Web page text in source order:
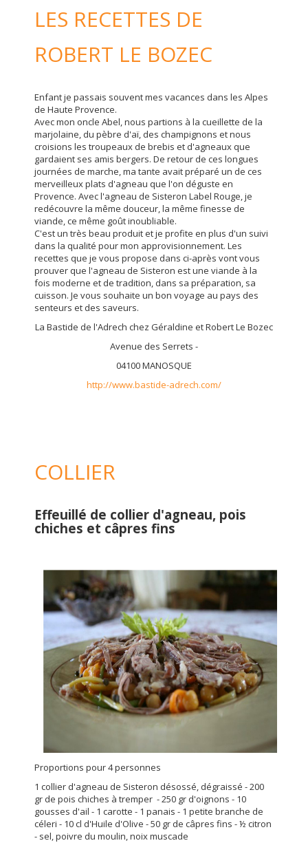
LES RECETTES DE
ROBERT LE BOZEC
Enfant je passais souvent mes vacances dans les Alpes
de Haute Provence.
Avec mon oncle Abel, nous partions à la cueillette de la
marjolaine, du pèbre d'aï, des champignons et nous
croisions les troupeaux de brebis et d'agneaux que
gardaient ses amis bergers. De retour de ces longues
journées de marche, ma tante avait préparé un de ces
merveilleux plats d'agneau que l'on déguste en
Provence. Avec l'agneau de Sisteron Label Rouge, je
redécouvre la même douceur, la même finesse de
viande, ce même goût inoubliable.
C'est un très beau produit et je profite en plus d'un suivi
dans la qualité pour mon approvisionnement. Les
recettes que je vous propose dans ci-après vont vous
prouver que l'agneau de Sisteron est une viande à la
fois moderne et de tradition, dans sa préparation, sa
cuisson. Je vous souhaite un bon voyage au pays des
senteurs et des saveurs.
La Bastide de l'Adrech chez Géraldine et Robert Le Bozec
Avenue des Serrets -
04100 MANOSQUE
http://www.bastide-adrech.com/
COLLIER
Effeuillé de collier d'agneau, pois
chiches et câpres fins
Proportions pour 4 personnes
1 collier d'agneau de Sisteron désossé, dégraissé - 200
gr de pois chiches à tremper - 250 gr d'oignons - 10
gousses d'ail - 1 carotte - 1 panais - 1 petite branche de
céleri - 10 cl d'Huile d'Olive - 50 gr de câpres fins - ½ citron
- sel, poivre du moulin, noix muscade